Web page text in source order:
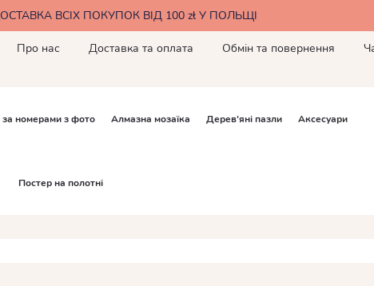
ВСІХ ПОКУПОК ВІД 100 zł У ПОЛЬЩІ
Про нас Доставка та оплата Обмін та повернення
за номерами з фото Алмазна мозаїка Дерев’яні пазли Аксесуари
Постер на полотні